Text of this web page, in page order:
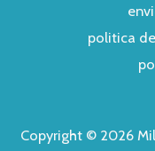
politica
Copyright © 2026